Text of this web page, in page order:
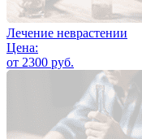
Лечение неврастении
Цена:
от 2300 руб.